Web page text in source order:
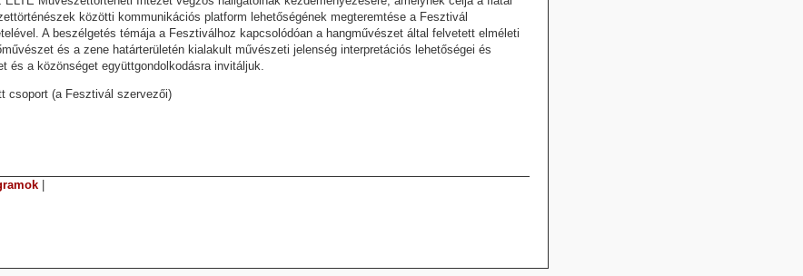
közötti kommunikációs platform lehetőségének megteremtése a Fesztivál
A beszélgetés témája a Fesztiválhoz kapcsolódóan a hangművészet által felvetett elméleti
és a zene határterületén kialakult művészeti jelenség interpretációs lehetőségei és
és a közönséget együttgondolkodásra invitáljuk.
csoport (a Fesztivál szervezői)